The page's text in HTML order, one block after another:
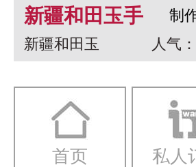
新疆和田玉手
串 龙生九子
制
新疆和田玉
人气
首页 私人